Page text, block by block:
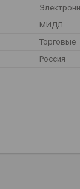
МИДЛ
Торговые
Россия